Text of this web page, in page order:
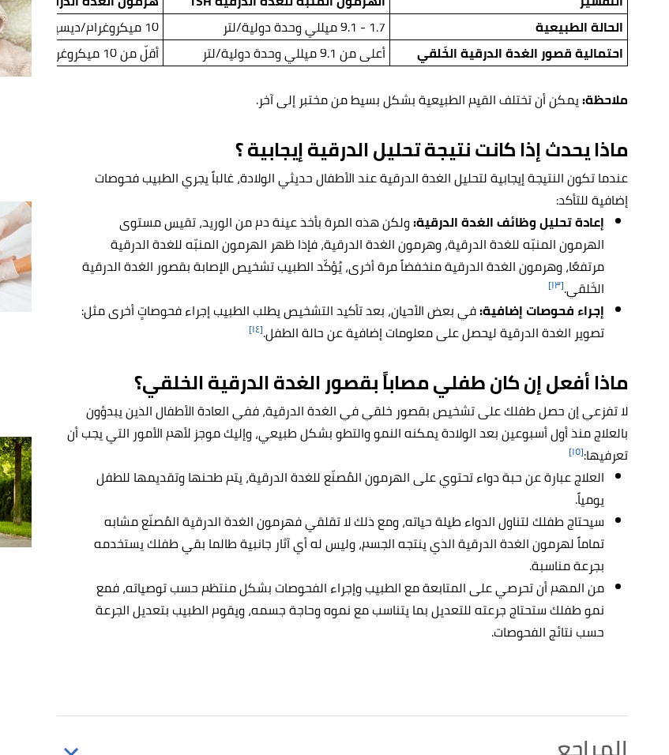
الحالة الطبيعية
1.7 - 9.1 ميللي وحدة دولية/لتر
10 ميكروغرام/ديسيلتر
احتمالية قصور الغدة الدرقية الخَلقي
أعلى من 9.1 ميللي وحدة دولية/لتر
أقلّ من 10 ميكروغرام/ديسيلتر
ملاحظة:يمكن أن تختلف القيم الطبيعية بشكل بسيط من مختبر إلى آخر.
ماذا يحدث إذا كانت نتيجة تحليل الدرقية إيجابية ؟
عندما تكون النتيجة إيجابية لتحليل الغدة الدرقية عند الأطفال حديثي الولادة، غالباً يجري الطبيب فحوصات
إضافية للتأكد:
إعادة تحليلٍ وظائف الغدة الدرقية:ولكن هذه المرة بأخذ عينة دم من الوريد، تقيس مستوى
الهرمون المنبّه للغدة الدرقية، وهرمون الغدة الدرقية، فإذا ظهر الهرمون المنبّه للغدة الدرقية
مرتفعًا، وهرمون الغدة الدرقية منخفضاً مرة أخرى، يُؤكّد الطبيب تشخيص الإصابة بقصور الغدة الدرقية
الخَلقي.[١٣]
إجراء فحوصات إضافية:في بعض الأحيان، بعد تأكيد التشخيص يطلب الطبيب إجراء فحوصاتٍ أخرى مثل:
تصوير الغدة الدرقية ليحصل على معلومات إضافية عن حالة الطفل.[١٤]
ماذا أفعل إن كان طفلي مصاباً بقصور الغدة الدرقية الخلقي؟
لا تفزعي إن حصل طفلك على تشخيص بقصور خلقي في الغدة الدرقية، ففي العادة الأطفال الذين يبدؤون
بالعلاج منذ أول أسبوعين بعد الولادة يمكنهالنمو والتطوبشكل طبيعي، وإليك موجز لأهم الأمور التي يجب أن
تعرفيها:[١٥]
العلاج عبارة عن حبة دواء تحتوي على الهرمون المُصنّع للغدة الدرقية، يتم طحنها وتقديمها للطفل
يومياً.
سيحتاج طفلك لتناول الدواء طيلة حياته، ومع ذلك لا تقلقي فهرمون الغدة الدرقية المُصنّع مشابه
تماماً لهرمون الغدة الدرقية الذي ينتجه الجسم، وليس له أي آثار جانبية طالما بقي طفلك يستخدمه
بجرعة مناسبة.
من المهم أن تحرصي على المتابعة مع الطبيب وإجراء الفحوصات بشكل منتظم حسب توصياته، فمع
نمو طفلك ستحتاج جرعته للتعديل بما يتناسب مع نموه وحاجة جسمه، ويقوم الطبيب بتعديل الجرعة
حسب نتائج الفحوصات.